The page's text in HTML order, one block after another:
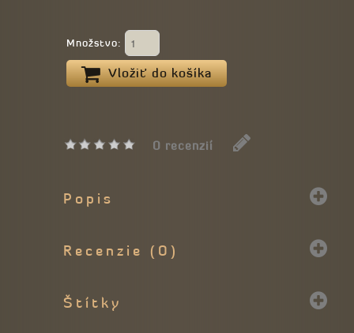
Množstvo:
Vložiť do košíka
0 recenzií
Popis
Recenzie (0)
Štítky